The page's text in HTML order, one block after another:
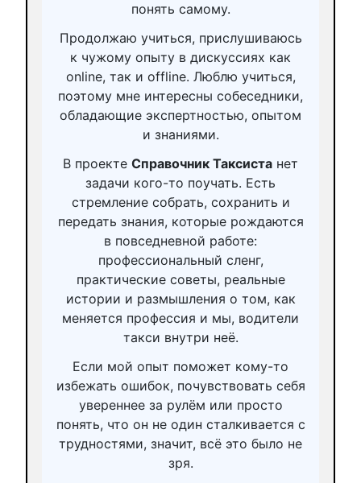
понять самому.
Продолжаю учиться, прислушиваюсь
к чужому опыту в дискуссиях как
online, так и offline. Люблю учиться,
поэтому мне интересны собеседники,
обладающие экспертностью, опытом
и знаниями.
В проекте Справочник Таксиста нет
задачи кого-то поучать. Есть
стремление собрать, сохранить и
передать знания, которые рождаются
в повседневной работе:
профессиональный сленг,
практические советы, реальные
истории и размышления о том, как
меняется профессия и мы, водители
такси внутри неё.
Если мой опыт поможет кому-то
избежать ошибок, почувствовать себя
увереннее за рулём или просто
понять, что он не один сталкивается с
трудностями, значит, всё это было не
зря.